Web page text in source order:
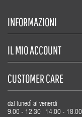
INFORMAZIONI
IL MIO ACCOUNT
CUSTOMER CARE
dal lunedì al venerdì
9.00 - 12.30 | 14.00 - 18.00